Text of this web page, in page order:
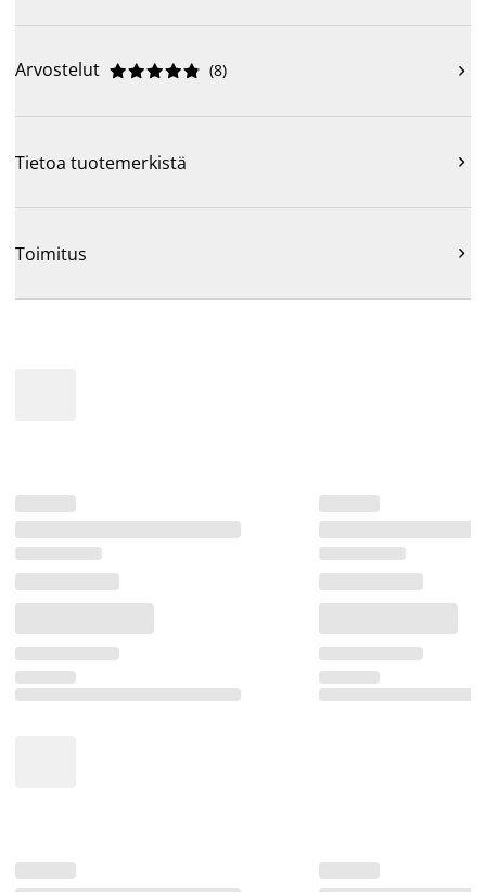
Arvostelut 




 (8) 
Tietoa tuotemerkistä 
Toimitus 